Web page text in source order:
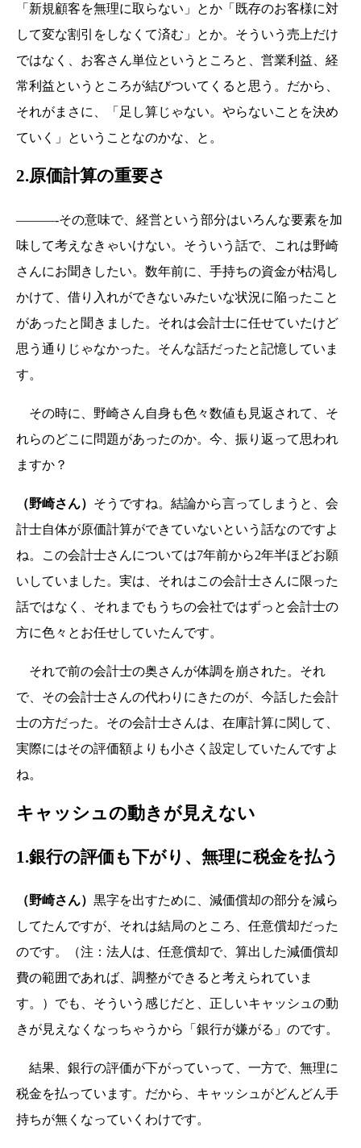
「新規顧客を無理に取らない」とか「既存のお客様に対
して変な割引をしなくて済む」とか。そういう売上だけ
ではなく、お客さん単位というところと、営業利益、経
常利益というところが結びついてくると思う。だから、
それがまさに、「足し算じゃない。やらないことを決め
ていく」ということなのかな、と。
2.原価計算の重要さ
———-その意味で、経営という部分はいろんな要素を加
味して考えなきゃいけない。そういう話で、これは野崎
さんにお聞きしたい。数年前に、手持ちの資金が枯渇し
かけて、借り入れができないみたいな状況に陥ったこと
があったと聞きました。それは会計士に任せていたけど
思う通りじゃなかった。そんな話だったと記憶していま
す。
その時に、野崎さん自身も色々数値も見返されて、そ
れらのどこに問題があったのか。今、振り返って思われ
ますか？
（野崎さん） そうですね。結論から言ってしまうと、会
計士自体が原価計算ができていないという話なのですよ
ね。この会計士さんについては7年前から2年半ほどお願
いしていました。実は、それはこの会計士さんに限った
話ではなく、それまでもうちの会社ではずっと会計士の
方に色々とお任せしていたんです。
それで前の会計士の奥さんが体調を崩された。それ
で、その会計士さんの代わりにきたのが、今話した会計
士の方だった。その会計士さんは、在庫計算に関して、
実際にはその評価額よりも小さく設定していたんですよ
ね。
キャッシュの動きが見えない
1.銀行の評価も下がり、無理に税金を払う
（野崎さん） 黒字を出すために、減価償却の部分を減ら
してたんですが、それは結局のところ、任意償却だった
のです。（注：法人は、任意償却で、算出した減価償却
費の範囲であれば、調整ができると考えられていま
す。）でも、そういう感じだと、正しいキャッシュの動
きが見えなくなっちゃうから「銀行が嫌がる」のです。
結果、銀行の評価が下がっていって、一方で、無理に
税金を払っています。だから、キャッシュがどんどん手
持ちが無くなっていくわけです。